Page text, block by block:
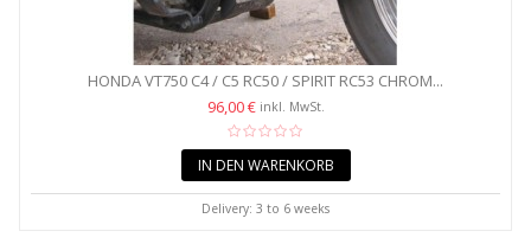
HONDA VT750 C4 / C5 RC50 / SPIRIT RC53 CHROM...
96,00 € inkl. MwSt.
IN DEN WARENKORB
Delivery: 3 to 6 weeks